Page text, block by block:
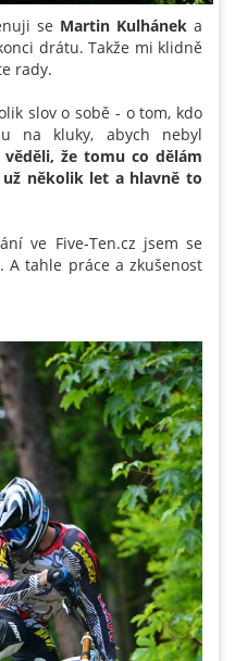
se Martin Kulhánek a
drátu. Takže mi klidně
rady.
slov o sobě - o tom, kdo
na kluky, abych nebyl
že tomu co dělám
několik let a hlavně to
ve Five-Ten.cz jsem se
tahle práce a zkušenost